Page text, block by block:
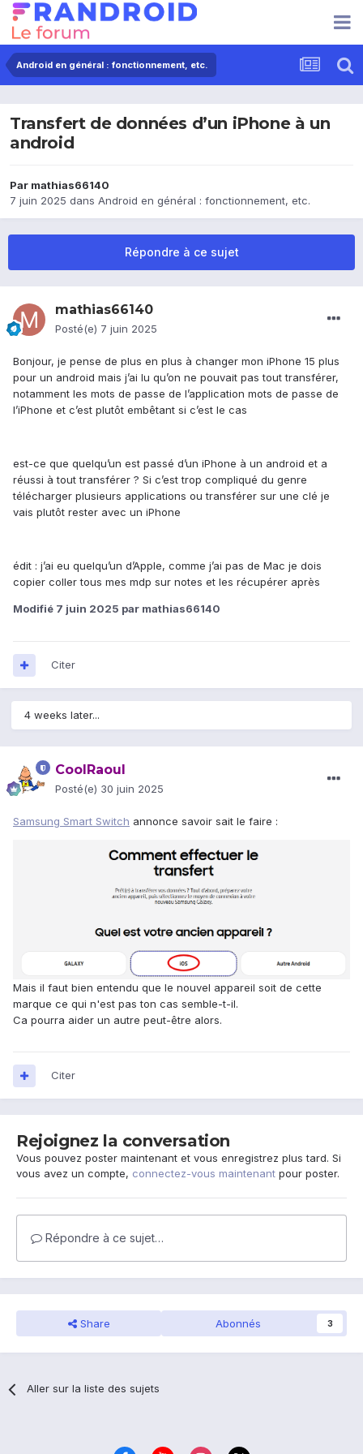
Android en général : fonctionnement, etc.
Transfert de données d’un iPhone à un
android
Par mathias66140
7 juin 2025 dans Android en général : fonctionnement, etc.
Répondre à ce sujet
mathias66140
Posté(e) 7 juin 2025
Bonjour, je pense de plus en plus à changer mon iPhone 15 plus
pour un android mais j’ai lu qu’on ne pouvait pas tout transférer,
notamment les mots de passe de l’application mots de passe de
l’iPhone et c’est plutôt embêtant si c’est le cas
est-ce que quelqu’un est passé d’un iPhone à un android et a
réussi à tout transférer ? Si c’est trop compliqué du genre
télécharger plusieurs applications ou transférer sur une clé je
vais plutôt rester avec un iPhone
édit : j’ai eu quelqu’un d’Apple, comme j’ai pas de Mac je dois
copier coller tous mes mdp sur notes et les récupérer après
Modifié 7 juin 2025 par mathias66140
Citer
4 weeks later...
CoolRaoul
Posté(e) 30 juin 2025
Samsung Smart Switch annonce savoir sait le faire :
Mais il faut bien entendu que le nouvel appareil soit de cette
marque ce qui n'est pas ton cas semble-t-il.
Ca pourra aider un autre peut-être alors.
Citer
Rejoignez la conversation
Vous pouvez poster maintenant et vous enregistrez plus tard. Si
vous avez un compte, connectez-vous maintenant pour poster.
Répondre à ce sujet…
Share Abonnés 3
Aller sur la liste des sujets